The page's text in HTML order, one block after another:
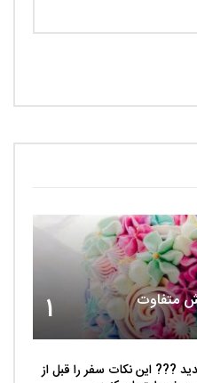
1
??️? این نکات سفر را قبل از